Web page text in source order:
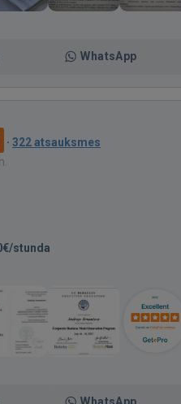
WhatsApp
· 322 atsauksmes
stunda